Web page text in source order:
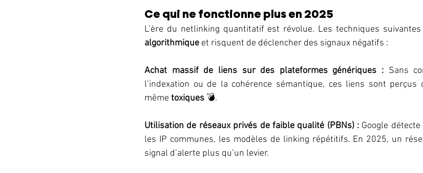
Ce qui ne fonctionne plus en 2025
L’ère du netlinking quantitatif est révolue. Les techniques suivantes
algorithmique et risquent de déclencher des signaux négatifs :
Achat massif de liens sur des plateformes génériques : Sans
l’indexation ou de la cohérence sémantique, ces liens sont perçus
même toxiques 💣.
Utilisation de réseaux privés de faible qualité (PBNs) : Google détecte
les IP communes, les modèles de linking répétitifs. En 2025, un
signal d’alerte plus qu’un levier.